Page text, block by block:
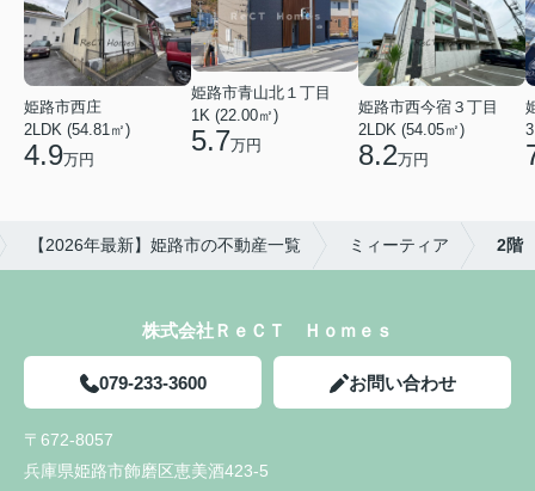
姫路市西庄
2LDK (54.81㎡)
4.9万円
姫路市青山北１丁目
1K (22.00㎡)
5.7万円
姫路市西今宿３丁目
2LDK (54.05㎡)
8.2万円
【2026年最新】姫路市の不動産一覧 ミィーティア 2階
株式会社ＲｅＣＴ Ｈｏｍｅｓ
079-233-3600 お問い合わせ
〒672-8057
兵庫県姫路市飾磨区恵美酒423-5